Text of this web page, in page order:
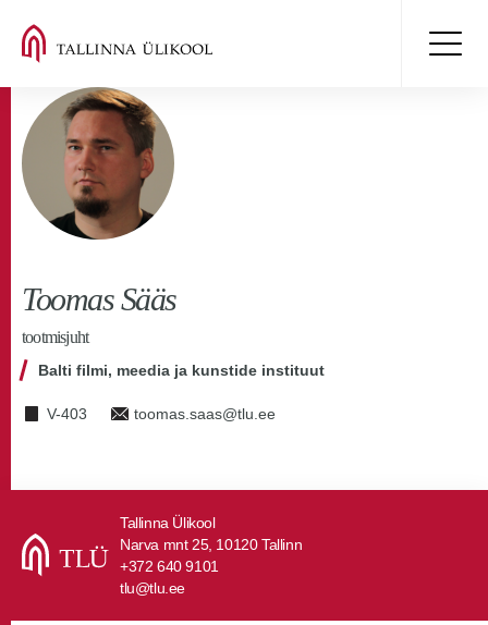
Toomas Sääs
tootmisjuht
Balti filmi, meedia ja kunstide instituut
V-403 toomas.saas@tlu.ee
Tallinna Ülikool
Narva mnt 25, 10120 Tallinn
+372 640 9101
tlu@tlu.ee